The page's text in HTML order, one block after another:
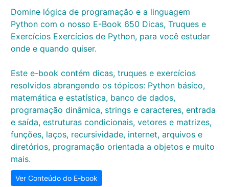
Domine lógica de programação e a linguagem
Python com o nosso E-Book 650 Dicas, Truques e
Exercícios Exercícios de Python, para você estudar
onde e quando quiser.
Este e-book contém dicas, truques e exercícios
resolvidos abrangendo os tópicos: Python básico,
matemática e estatística, banco de dados,
programação dinâmica, strings e caracteres, entrada
e saída, estruturas condicionais, vetores e matrizes,
funções, laços, recursividade, internet, arquivos e
diretórios, programação orientada a objetos e muito
mais.
Ver Conteúdo do E-book